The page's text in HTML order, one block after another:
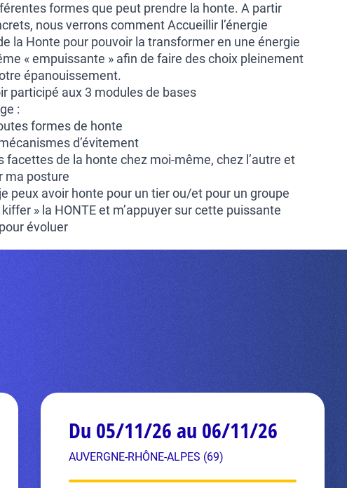
formes que peut prendre la honte. A partir
nous verrons comment Accueillir l’énergie
la Honte pour pouvoir la transformer en une énergie
« empuissante » afin de faire des choix pleinement
épanouissement.
participé aux 3 modules de bases
:
formes de honte
d’évitement
facettes de la honte chez moi-même, chez l’autre et
ma posture
peux avoir honte pour un tier ou/et pour un groupe
kiffer » la HONTE et m’appuyer sur cette puissante
évoluer
Du 05/11/26 au 06/11/26
AUVERGNE-RHÔNE-ALPES (69)